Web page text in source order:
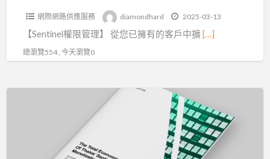
的
網際網路供應服務 diamondhard 2025-03-13
【Sentinel權限管理】 從您已擁有的客戶中擴[…]
總瀏覽554 , 今天瀏覽0